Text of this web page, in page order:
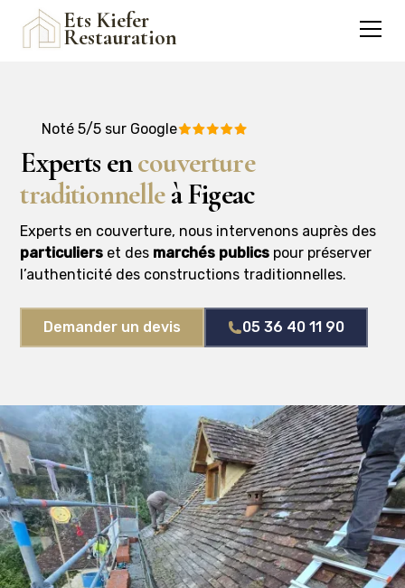
Ets Kiefer
Restauration
Noté 5/5 sur Google
Experts encouverture
traditionnelleà Figeac
Experts en couverture, nous intervenons auprès des
particuliers et des marchés publics pour préserver
l’authenticité des constructions traditionnelles.
Demander un devis 05 36 40 11 90